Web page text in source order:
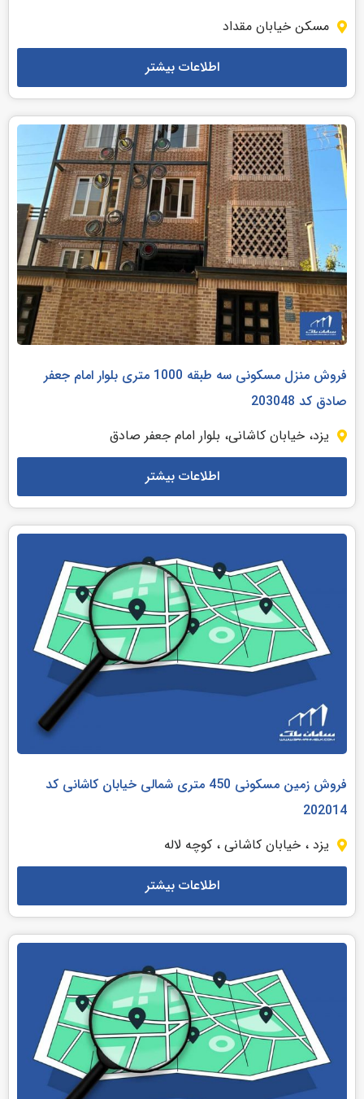
مسکن خیابان مقداد
اطلاعات بیشتر
فروش منزل مسکونی سه طبقه 1000 متری بلوار امام جعفر
صادق کد 203048
یزد، خیابان کاشانی، بلوار امام جعفر صادق
اطلاعات بیشتر
فروش زمین مسکونی 450 متری شمالی خیابان کاشانی کد
202014
یزد ، خیابان کاشانی ، کوچه لاله
اطلاعات بیشتر